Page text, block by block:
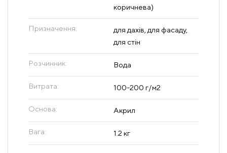
коричнева)
Призначення:
для дахів, для фасаду,
для стін
Розчинник: Вода
Витрата: 100-200 г/м2
Основа: Акрил
Вага: 1.2 кг